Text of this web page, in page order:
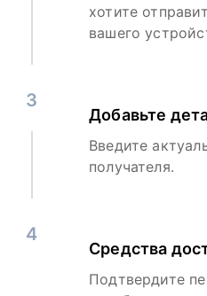
хотите
вашего
3
Добавьте
Введите
получателя.
4
Средства
Подтвердите